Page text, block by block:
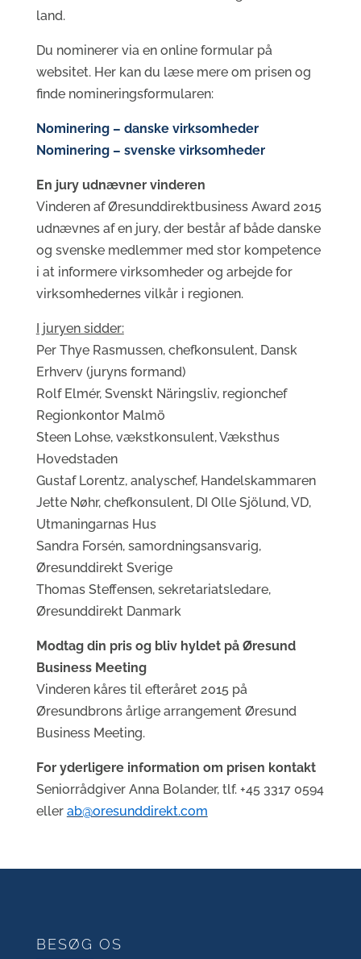
land.
Du nominerer via en online formular på
websitet. Her kan du læse mere om prisen og
finde nomineringsformularen:
Nominering – danske virksomheder
Nominering – svenske virksomheder
En jury udnævner vinderen
Vinderen af Øresunddirektbusiness Award 2015
udnævnes af en jury, der består af både danske
og svenske medlemmer med stor kompetence
i at informere virksomheder og arbejde for
virksomhedernes vilkår i regionen.
I juryen sidder:
Per Thye Rasmussen, chefkonsulent, Dansk
Erhverv (juryns formand)
Rolf Elmér, Svenskt Näringsliv, regionchef
Regionkontor Malmö
Steen Lohse, vækstkonsulent, Væksthus
Hovedstaden
Gustaf Lorentz, analyschef, Handelskammaren
Jette Nøhr, chefkonsulent, DI Olle Sjölund, VD,
Utmaningarnas Hus
Sandra Forsén, samordningsansvarig,
Øresunddirekt Sverige
Thomas Steffensen, sekretariatsledare,
Øresunddirekt Danmark
Modtag din pris og bliv hyldet på Øresund
Business Meeting
Vinderen kåres til efteråret 2015 på
Øresundbrons årlige arrangement Øresund
Business Meeting.
For yderligere information om prisen kontakt
Seniorrådgiver Anna Bolander, tlf. +45 3317 0594
eller ab@oresunddirekt.com
BESØG OS